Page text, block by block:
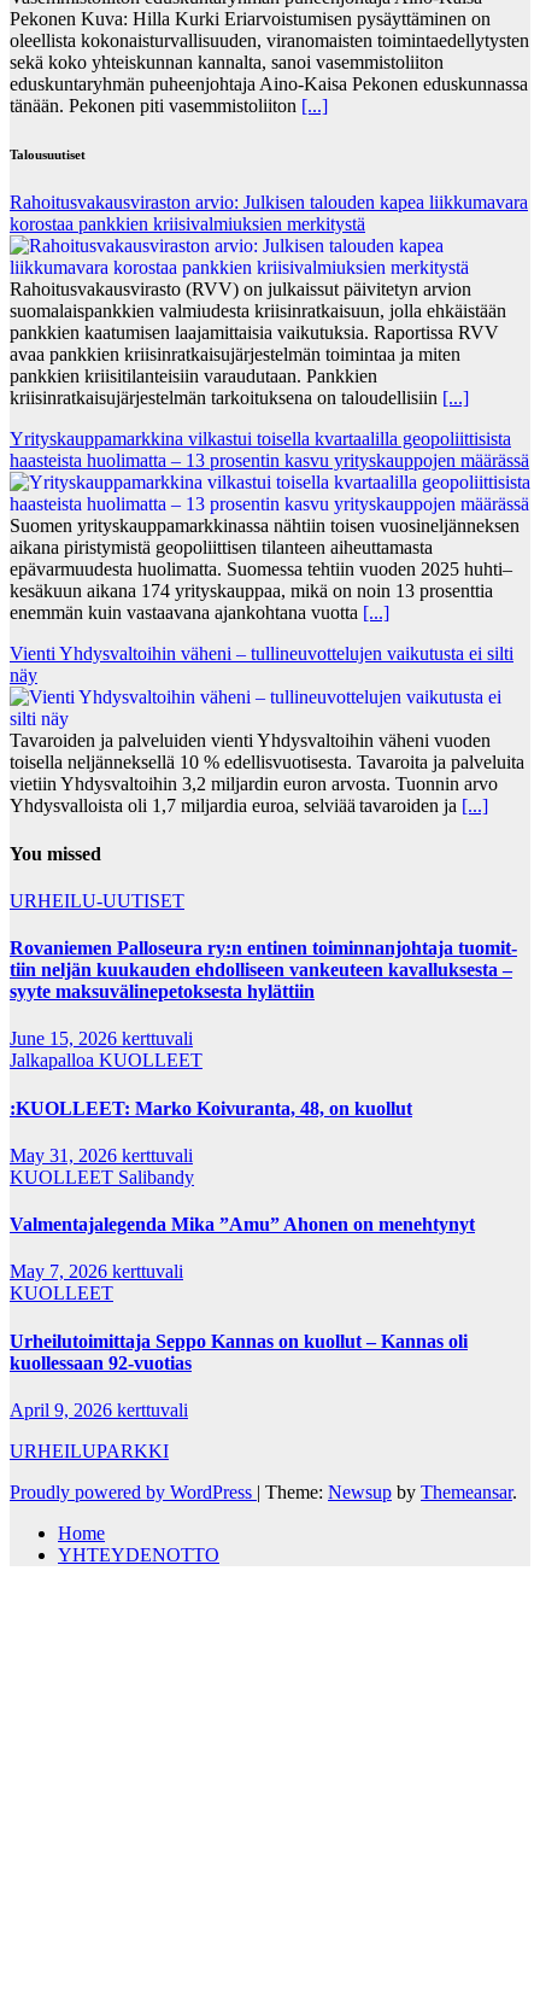
Pekonen Kuva: Hilla Kurki Eriarvoistumisen pysäyttäminen on
oleellista kokonaisturvallisuuden, viranomaisten toimintaedellytysten
sekä koko yhteiskunnan kannalta, sanoi vasemmistoliiton
eduskuntaryhmän puheenjohtaja Aino-Kaisa Pekonen eduskunnassa
tänään. Pekonen piti vasemmistoliiton [...]
Talousuutiset
Rahoitusvakausviraston arvio: Julkisen talouden kapea liikkumavara
korostaa pankkien kriisivalmiuksien merkitystä
Rahoitusvakausvirasto (RVV) on julkaissut päivitetyn arvion
suomalaispankkien valmiudesta kriisinratkaisuun, jolla ehkäistään
pankkien kaatumisen laajamittaisia vaikutuksia. Raportissa RVV
avaa pankkien kriisinratkaisujärjestelmän toimintaa ja miten
pankkien kriisitilanteisiin varaudutaan. Pankkien
kriisinratkaisujärjestelmän tarkoituksena on taloudellisiin [...]
Yrityskauppamarkkina vilkastui toisella kvartaalilla geopoliittisista
haasteista huolimatta – 13 prosentin kasvu yrityskauppojen määrässä
Suomen yrityskauppamarkkinassa nähtiin toisen vuosineljänneksen
aikana piristymistä geopoliittisen tilanteen aiheuttamasta
epävarmuudesta huolimatta. Suomessa tehtiin vuoden 2025 huhti–
kesäkuun aikana 174 yrityskauppaa, mikä on noin 13 prosenttia
enemmän kuin vastaavana ajankohtana vuotta [...]
Vienti Yhdysvaltoihin väheni – tullineuvottelujen vaikutusta ei silti
näy
Tavaroiden ja palveluiden vienti Yhdysvaltoihin väheni vuoden
toisella neljänneksellä 10 % edellisvuotisesta. Tavaroita ja palveluita
vietiin Yhdysvaltoihin 3,2 miljardin euron arvosta. Tuonnin arvo
Yhdysvalloista oli 1,7 miljardia euroa, selviää tavaroiden ja [...]
You missed
URHEILU-UUTISET
Rovaniemen Palloseura ry:n entinen toiminnanjohtaja tuo­mit­
tiin neljän kuu­kau­den eh­dol­li­seen van­keu­teen ka­val­luk­ses­ta –
syyte mak­su­vä­li­ne­pe­tok­ses­ta hy­lät­tiin
June 15, 2026 kerttuvali
Jalkapalloa KUOLLEET
:KUOLLEET: Marko Koivuranta, 48, on kuollut
May 31, 2026 kerttuvali
KUOLLEET Salibandy
Valmentajalegenda Mika ”Amu” Ahonen on menehtynyt
May 7, 2026 kerttuvali
KUOLLEET
Urheilutoimittaja Seppo Kannas on kuollut – Kannas oli
kuollessaan 92-vuotias
April 9, 2026 kerttuvali
URHEILUPARKKI
Proudly powered by WordPress | Theme: Newsup by Themeansar.
Home
YHTEYDENOTTO